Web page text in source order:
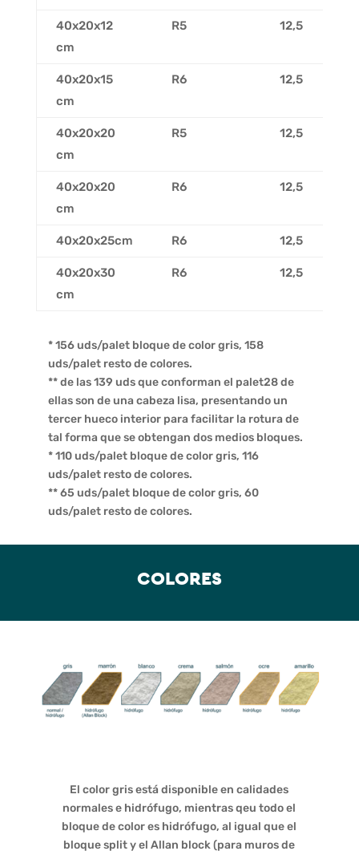
40x20x12
cm
R5 12,5
40x20x15
cm
R6 12,5
40x20x20
cm
R5 12,5
40x20x20
cm
R6 12,5
40x20x25cm R6 12,5
40x20x30
cm
R6 12,5
* 156 uds/palet bloque de color gris, 158
uds/palet resto de colores.
** de las 139 uds que conforman el palet28 de
ellas son de una cabeza lisa, presentando un
tercer hueco interior para facilitar la rotura de
tal forma que se obtengan dos medios bloques.
* 110 uds/palet bloque de color gris, 116
uds/palet resto de colores.
** 65 uds/palet bloque de color gris, 60
uds/palet resto de colores.
COLORES
El color gris está disponible en calidades
normales e hidrófugo, mientras qeu todo el
bloque de color es hidrófugo, al igual que el
bloque split y el Allan block (para muros de